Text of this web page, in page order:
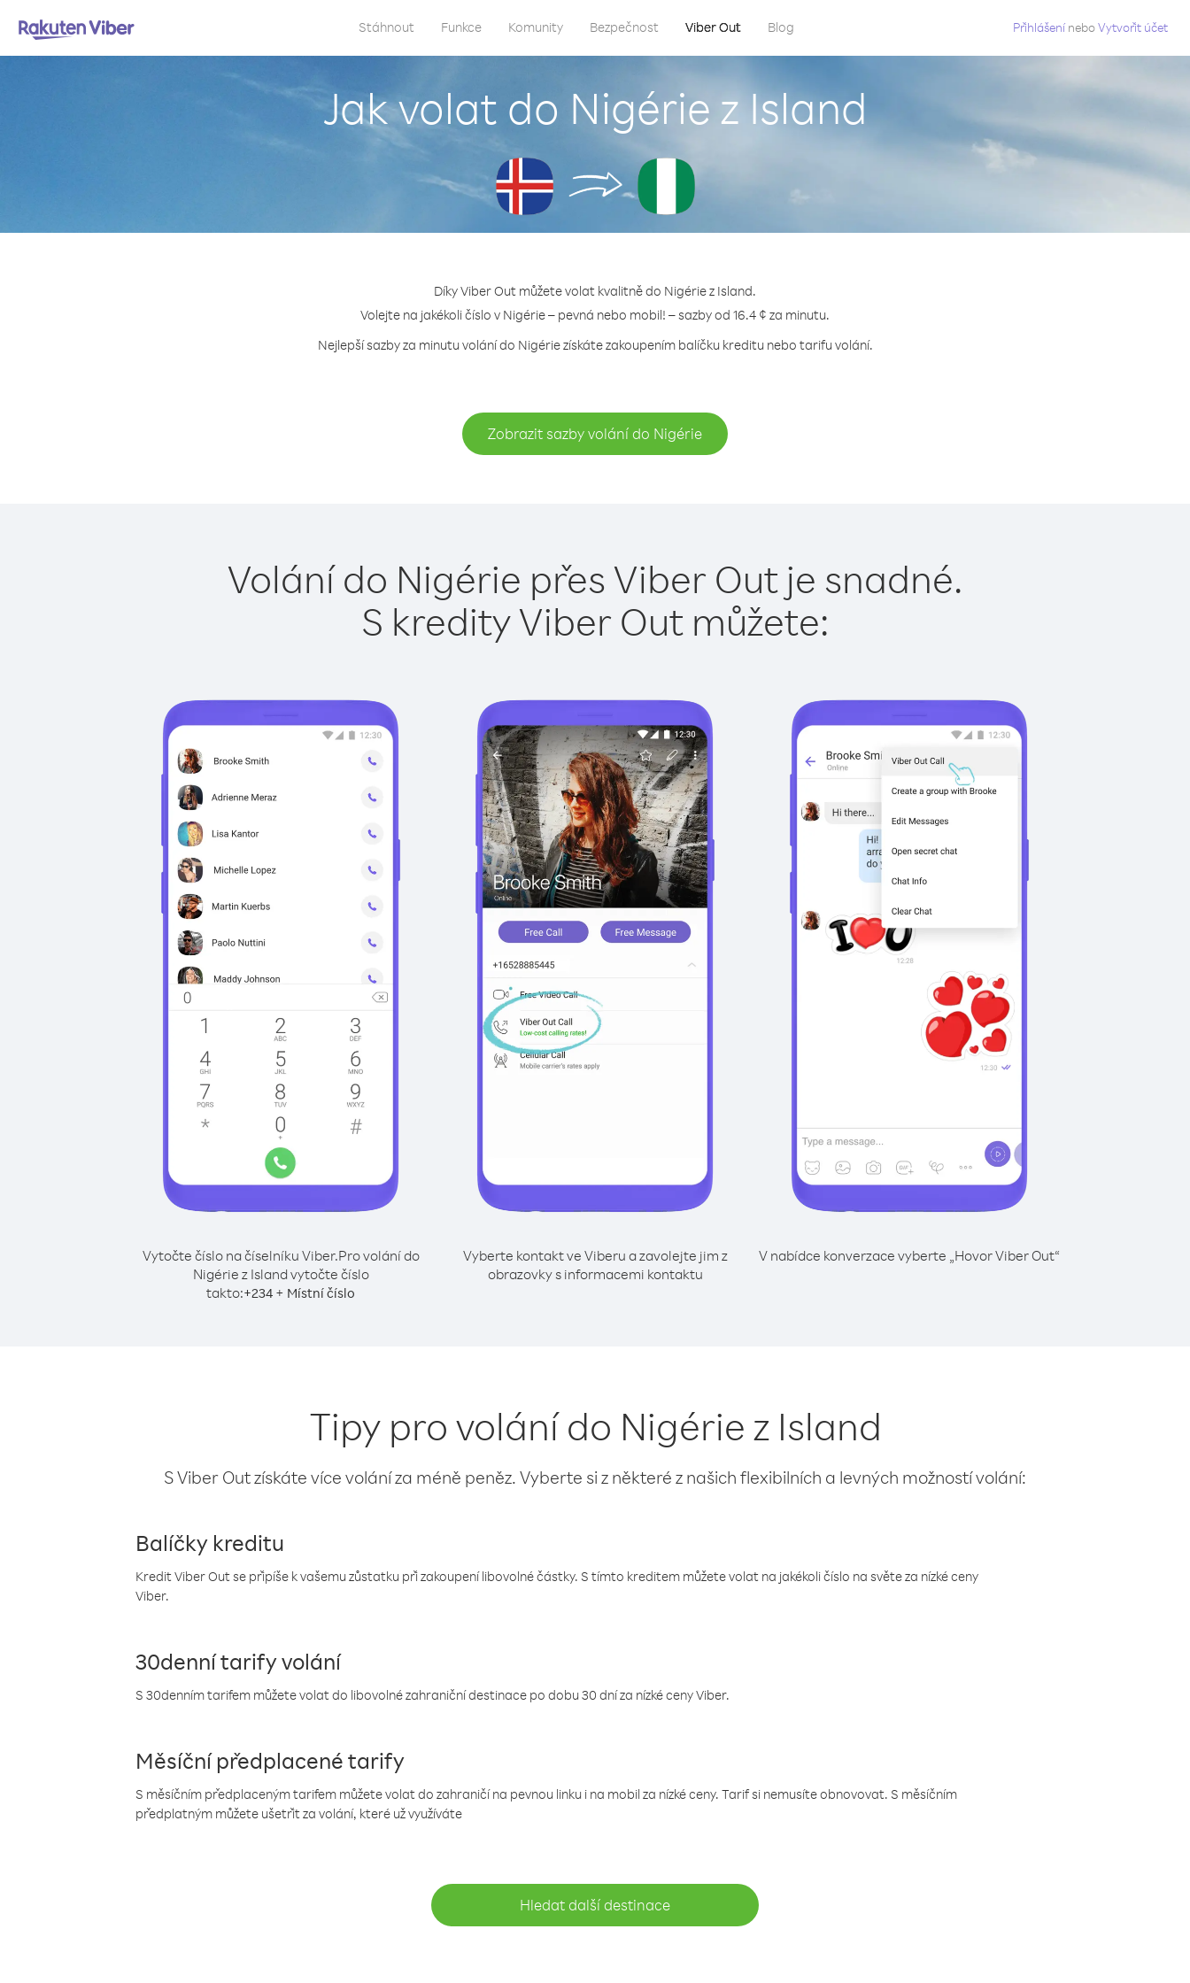
Stáhnout Funkce Komunity Bezpečnost Viber Out Blog Přihlášení neboVytvořit účet
Jak volat do Nigérie z Island
Díky Viber Out můžete volat kvalitně do Nigérie z Island.
Volejte na jakékoli číslo v Nigérie – pevná nebo mobil! – sazby od 16.4 ¢ za minutu.
Nejlepší sazby za minutu volání do Nigérie získáte zakoupením balíčku kreditu nebo tarifu volání.
Zobrazit sazby volání do Nigérie
Volání do Nigérie přes Viber Out je snadné.
S kredity Viber Out můžete:
Vytočte číslo na číselníku Viber.Pro volání do
Nigérie z Island vytočte číslo
takto:+234 + Místní číslo
Vyberte kontakt ve Viberu a zavolejte jim z
obrazovky s informacemi kontaktu
V nabídce konverzace vyberte „Hovor Viber Out“
Tipy pro volání do Nigérie z Island
S Viber Out získáte více volání za méně peněz. Vyberte si z některé z našich flexibilních a levných možností volání:
Balíčky kreditu
Kredit Viber Out se připíše k vašemu zůstatku při zakoupení libovolné částky. S tímto kreditem můžete volat na jakékoli číslo na světe za nízké ceny
Viber.
30denní tarify volání
S 30denním tarifem můžete volat do libovolné zahraniční destinace po dobu 30 dní za nízké ceny Viber.
Měsíční předplacené tarify
S měsíčním předplaceným tarifem můžete volat do zahraničí na pevnou linku i na mobil za nízké ceny. Tarif si nemusíte obnovovat. S měsíčním
předplatným můžete ušetřit za volání, které už využíváte
Hledat další destinace